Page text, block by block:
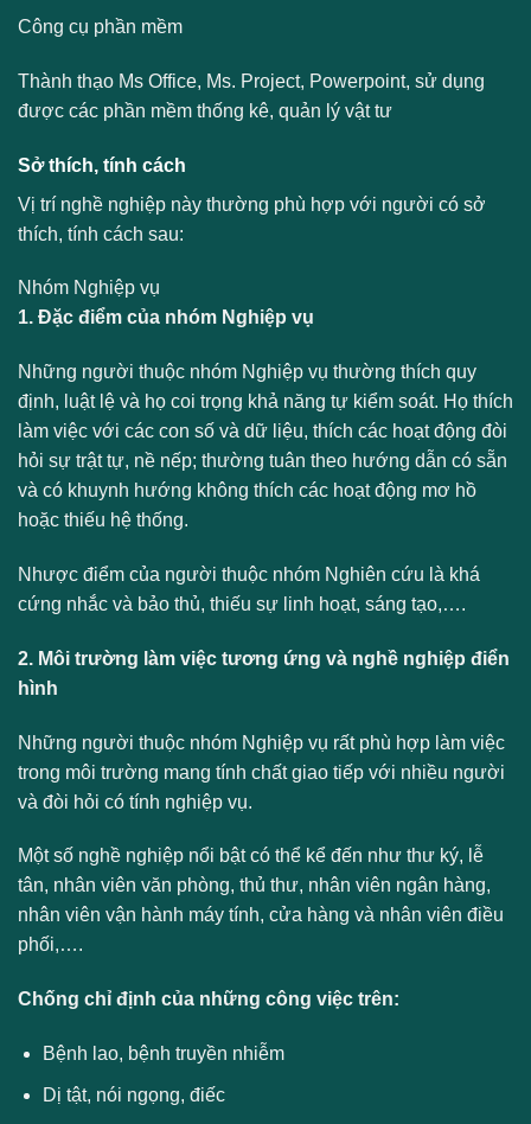
Công cụ phần mềm
Thành thạo Ms Office, Ms. Project, Powerpoint, sử dụng
được các phần mềm thống kê, quản lý vật tư
Sở thích, tính cách
Vị trí nghề nghiệp này thường phù hợp với người có sở
thích, tính cách sau:
Nhóm Nghiệp vụ
1. Đặc điểm của nhóm Nghiệp vụ
Những người thuộc nhóm Nghiệp vụ thường thích quy
định, luật lệ và họ coi trọng khả năng tự kiểm soát. Họ thích
làm việc với các con số và dữ liệu, thích các hoạt động đòi
hỏi sự trật tự, nề nếp; thường tuân theo hướng dẫn có sẵn
và có khuynh hướng không thích các hoạt động mơ hồ
hoặc thiếu hệ thống.
Nhược điểm của người thuộc nhóm Nghiên cứu là khá
cứng nhắc và bảo thủ, thiếu sự linh hoạt, sáng tạo,….
2. Môi trường làm việc tương ứng và nghề nghiệp điển
hình
Những người thuộc nhóm Nghiệp vụ rất phù hợp làm việc
trong môi trường mang tính chất giao tiếp với nhiều người
và đòi hỏi có tính nghiệp vụ.
Một số nghề nghiệp nổi bật có thể kể đến như thư ký, lễ
tân, nhân viên văn phòng, thủ thư, nhân viên ngân hàng,
nhân viên vận hành máy tính, cửa hàng và nhân viên điều
phối,….
Chống chỉ định của những công việc trên:
Bệnh lao, bệnh truyền nhiễm
Dị tật, nói ngọng, điếc